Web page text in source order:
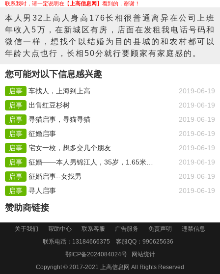
联系我时，请一定说明在【 上高信息网 】看到的，谢谢！
本人男32上高人身高176长相很普通离异在公司上班
年收入5万，在新城区有房，店面在发租我电话号码和
微信一样，想找个以结婚为目的县城的和农村都可以
年龄大点也行，长相50分就行要顾家有家庭感的。
您可能对以下信息感兴趣
启事 车找人，上海到上高
2019-06-19
启事
出售红豆杉树
2019-06-19
启事
寻猫启事，寻猫寻猫
2019-06-19
启事
征婚启事
2019-06-19
启事
宅女一枚，想多交几个朋友
2019-06-19
启事
征婚——本人男锦江人，35岁，1.65米，工作是做水电安装
2019-06-19
启事
征婚启事--女找男
2019-06-19
启事
寻人启事 2019-06-19
赞助商链接
关于我们 帮助中心 联系客服 广告服务 免责声明
违禁信息
联系电话：13184666375 客服QQ： 990625636
鄂ICP备2024084024号
网站统计
Copyright © 2017-2021 上高信息网 All Rights Reserved